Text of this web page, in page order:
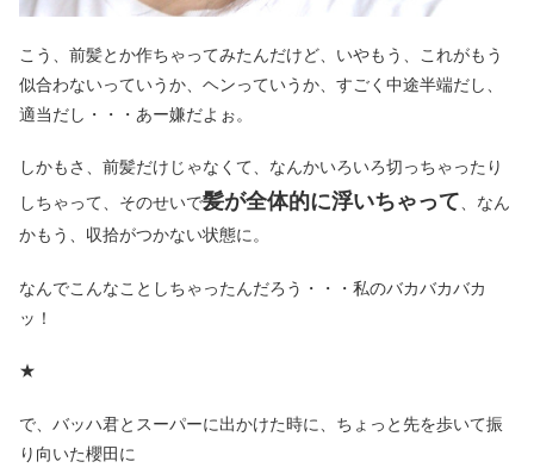
こう、前髪とか作ちゃってみたんだけど、いやもう、これがもう
似合わないっていうか、ヘンっていうか、すごく中途半端だし、
適当だし・・・あー嫌だよぉ。
しかもさ、前髪だけじゃなくて、なんかいろいろ切っちゃったり
しちゃって、そのせいで髪が全体的に浮いちゃって 、なん
かもう、収拾がつかない状態に。
なんでこんなことしちゃったんだろう・・・私のバカバカバカ
ッ！
★
で、バッハ君とスーパーに出かけた時に、ちょっと先を歩いて振
り向いた櫻田に